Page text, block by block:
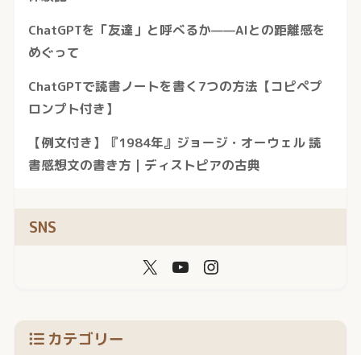
ChatGPTを「友達」と呼べるか——AIとの距離感を
めぐって
ChatGPTで読書ノートを書く7つの方法【コピペプ
ロンプト付き】
【例文付き】『1984年』ジョージ・オーウェル 読
書感想文の書き方｜ディストピアの古典
SNS
カテゴリー